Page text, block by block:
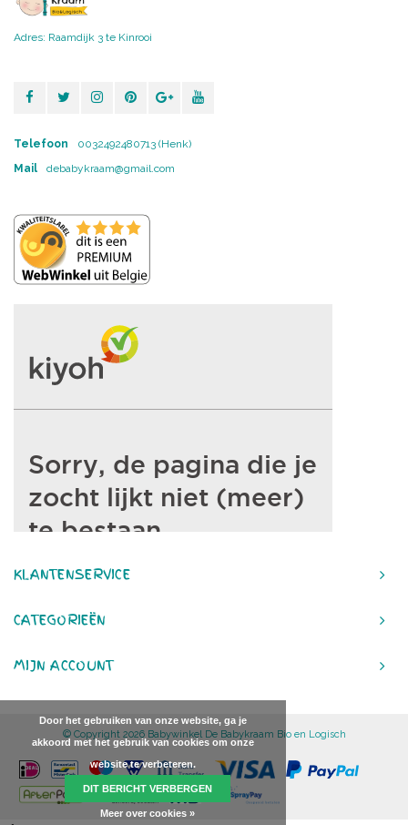
Adres: Raamdijk 3 te Kinrooi
Telefoon
0032492480713 (Henk)
Mail
debabykraam@gmail.com
KLANTENSERVICE
CATEGORIEËN
MIJN ACCOUNT
© Copyright 2026 Babywinkel De Babykraam Bio en Logisch
Door het gebruiken van onze website, ga je
akkoord met het gebruik van cookies om onze
website te verbeteren.
DIT BERICHT VERBERGEN
Meer over cookies »